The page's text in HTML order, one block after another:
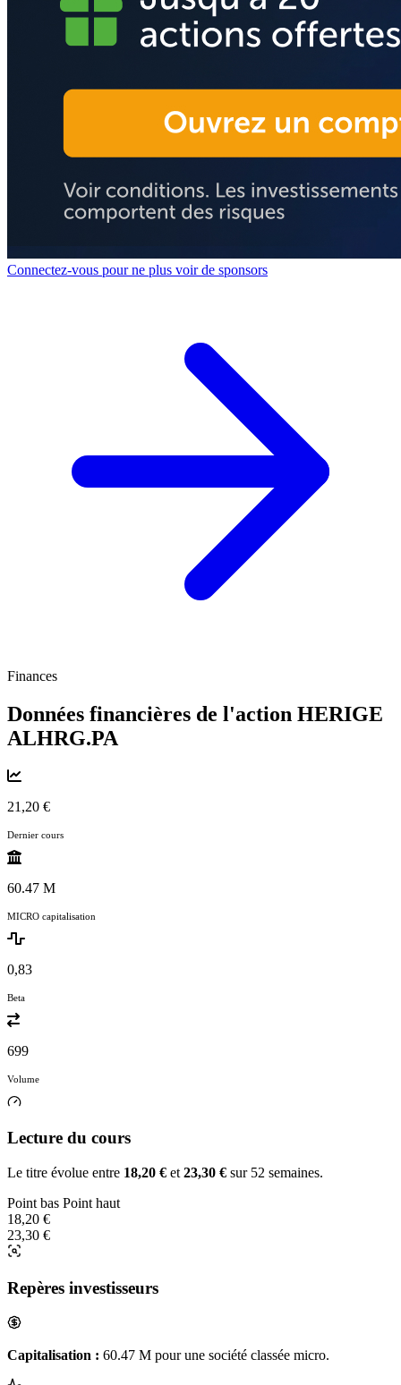
Connectez-vous pour ne plus voir de sponsors
Finances
Données financières de l'action HERIGE
ALHRG.PA
21,20 €
Dernier cours
60.47 M
MICRO capitalisation
0,83
Beta
699
Volume
Lecture du cours
Le titre évolue entre 18,20 € et 23,30 € sur 52 semaines.
Point bas Point haut
18,20 €
23,30 €
Repères investisseurs
Capitalisation : 60.47 M pour une société classée micro.